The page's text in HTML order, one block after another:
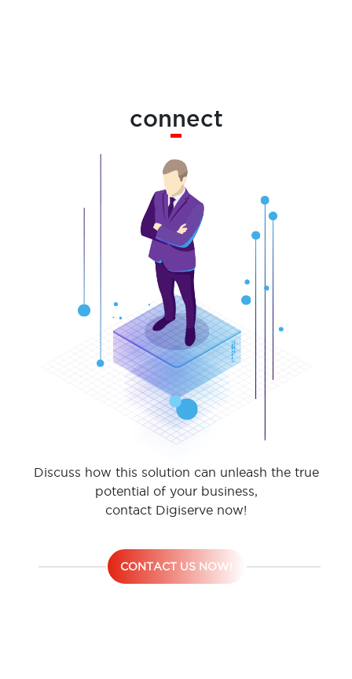
connect
Discuss how this solution can unleash the true
potential of your business,
contact Digiserve now!
CONTACT US NOW!